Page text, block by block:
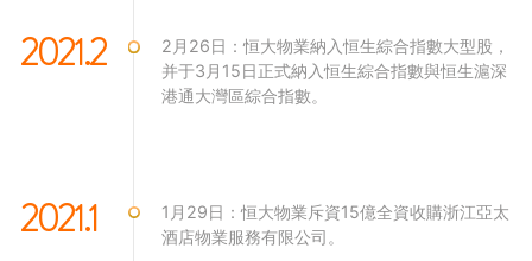
2021.2
2月26日：恒大物業納入恒生綜合指數大型股，
并于3月15日正式納入恒生綜合指數與恒生滬深
港通大灣區綜合指數。
2021.1
1月29日：恒大物業斥資15億全資收購浙江亞太
酒店物業服務有限公司。